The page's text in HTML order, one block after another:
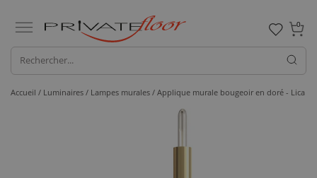
0
Accueil / Luminaires / Lampes murales / Applique murale bougeoir en doré - Lica